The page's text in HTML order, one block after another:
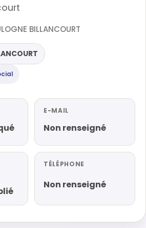
BILLANCOURT
E-MAIL
Non renseigné
TÉLÉPHONE
Non renseigné